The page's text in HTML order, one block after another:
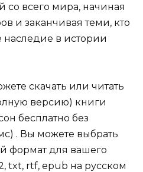
со всего мира, начиная
и заканчивая теми, кто
наследие в истории
скачать или читать
версию) книги
бесплатно без
. Вы можете выбрать
формат для вашего
txt, rtf, epub на русском